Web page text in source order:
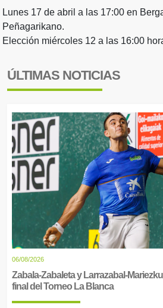
Lunes 17 de abril a las 17:00 en
Peñagarikano.
Elección miércoles 12 a las 16:00
ÚLTIMAS NOTICIAS
06/08/2026
Zabala-Zabaleta y Larrazabal-
final del Torneo La Blanca